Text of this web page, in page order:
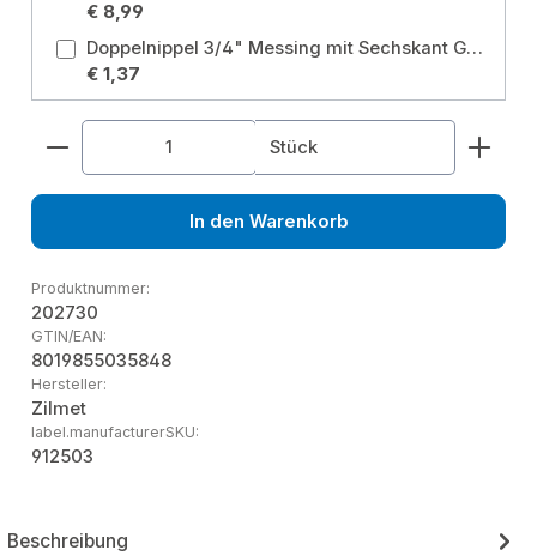
€ 8,99
Doppelnippel 3/4" Messing mit Sechskant Größe: 3/4 Zoll
€ 1,37
Produkt Anzahl: Gib den gewünschten Wert
Stück
In den Warenkorb
Produktnummer:
202730
GTIN/EAN:
8019855035848
Hersteller:
Zilmet
label.manufacturerSKU:
912503
Beschreibung